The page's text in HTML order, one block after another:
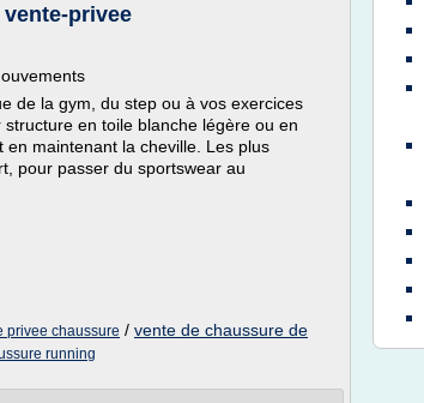
privee
de la gym, du step ou à vos exercices
en toile blanche légère ou en
maintenant la cheville. Les plus
pour passer du sportswear au
privee chaussure / vente de chaussure de
running